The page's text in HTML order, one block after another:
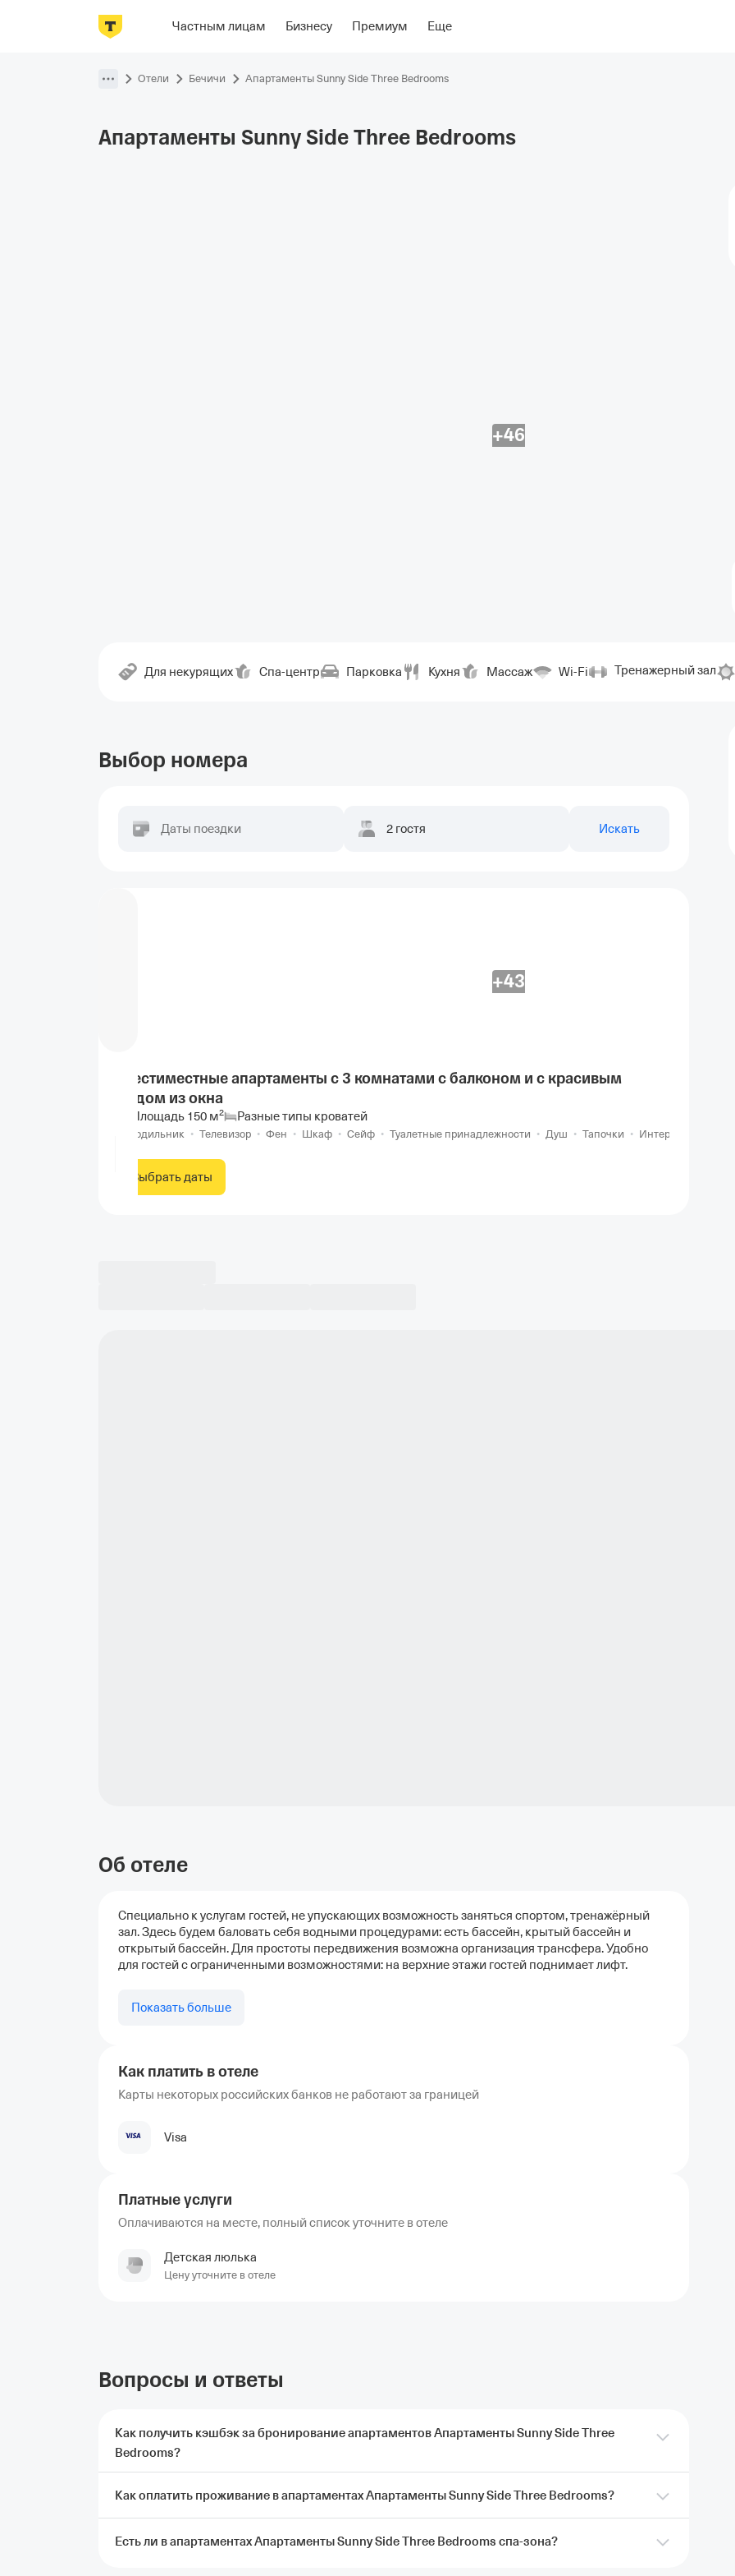
Частным лицам Бизнесу Премиум Еще
Фотографии НомераРасположениеОб отеле
Отели Бечичи Апартаменты Sunny Side Three Bedrooms
Апартаменты Sunny Side Three Bedrooms
+46
Для некурящих Спа-центр Парковка Кухня Массаж Wi-Fi Тренажерный зал
Выбор номера
Даты поездки 2 гостя Искать
+43
Шестиместные апартаменты с 3 комнатами с балконом и с красивым
видом из окна
Площадь 150 м2 Разные типы кроватей
Холодильник • Телевизор • Фен • Шкаф • Сейф • Туалетные принадлежности • Душ • Тапочки • Интернет
Выбрать даты
Об отеле
Специально к услугам гостей, не упускающих возможность заняться спортом, тренажёрный
зал. Здесь будем баловать себя водными процедурами: есть бассейн, крытый бассейн и
открытый бассейн. Для простоты передвижения возможна организация трансфера. Удобно
для гостей с ограниченными возможностями: на верхние этажи гостей поднимает лифт.
Показать больше
Как платить в отеле
Карты некоторых российских банков не работают за границей
Visa
Платные услуги
Оплачиваются на месте, полный список уточните в отеле
Детская люлька
Цену уточните в отеле
Вопросы и ответы
Как получить кэшбэк за бронирование апартаментов Апартаменты Sunny Side Three
Bedrooms?
Чтобы получить кэшбэк, нужно забронировать апартаменты Апартаменты Sunny Side Three
Bedrooms через Т‑Путешествия и оплатить картой Т‑Банка. Кэшбэк придет после проживания.
Подробные условия начисления кэшбэка
Как оплатить проживание в апартаментах Апартаменты Sunny Side Three Bedrooms?
В апартаментах Апартаменты Sunny Side Three Bedrooms можно платить наличными, картами
Есть ли в апартаментах Апартаменты Sunny Side Three Bedrooms спа-зона?